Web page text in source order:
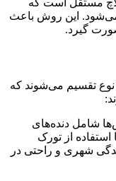
مستقل است که
این روش باعث
گیرد.
نوع تقسیم می‌شوند که
شامل دنده‌های
از تورک
شهری و راحتی در